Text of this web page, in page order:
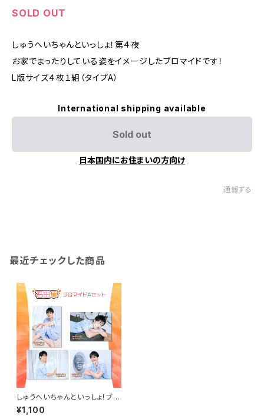
SOLD OUT
しゅうへいちゃんといっしょ！第４夜
お家でまったりしている姿をイメージしたブロマイドです！
L版サイズ４枚１組（タイプA）
International shipping available
Sold out
日本国内にお住まいの方向け
通報する
最近チェックした商品
しゅうへいちゃんといっしょ！ブロ
マイドA（石田隼）
¥1,100